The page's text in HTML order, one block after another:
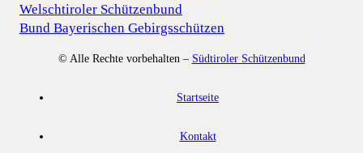
Welschtiroler Schützenbund
Bund Bayerischen Gebirgsschützen
© Alle Rechte vorbehalten – Südtiroler Schützenbund
Startseite
Kontakt